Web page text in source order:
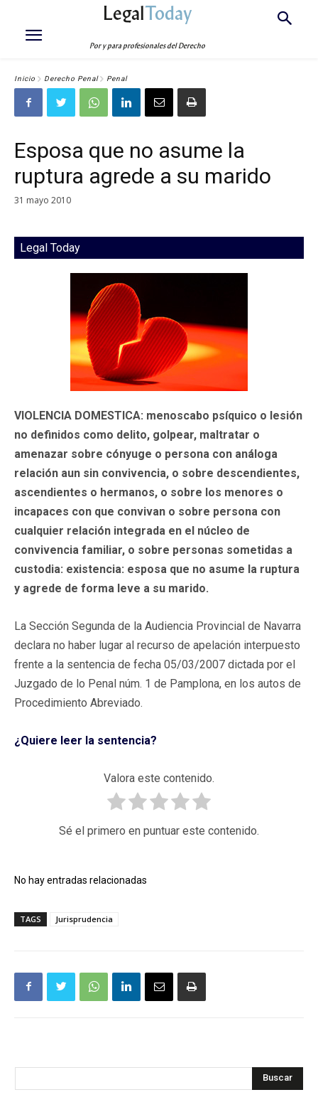
LegalToday
Por y para profesionales del Derecho
Inicio Derecho Penal Penal
Esposa que no asume la
ruptura agrede a su marido
31 mayo 2010
Legal Today
VIOLENCIA DOMESTICA: menoscabo psíquico o lesión
no definidos como delito, golpear, maltratar o
amenazar sobre cónyuge o persona con análoga
relación aun sin convivencia, o sobre descendientes,
ascendientes o hermanos, o sobre los menores o
incapaces con que convivan o sobre persona con
cualquier relación integrada en el núcleo de
convivencia familiar, o sobre personas sometidas a
custodia: existencia: esposa que no asume la ruptura
y agrede de forma leve a su marido.
La Sección Segunda de la Audiencia Provincial de Navarra
declara no haber lugar al recurso de apelación interpuesto
frente a la sentencia de fecha 05/03/2007 dictada por el
Juzgado de lo Penal núm. 1 de Pamplona, en los autos de
Procedimiento Abreviado.
¿Quiere leer la sentencia?
Valora este contenido.
Sé el primero en puntuar este contenido.
No hay entradas relacionadas
TAGS Jurisprudencia
Buscar